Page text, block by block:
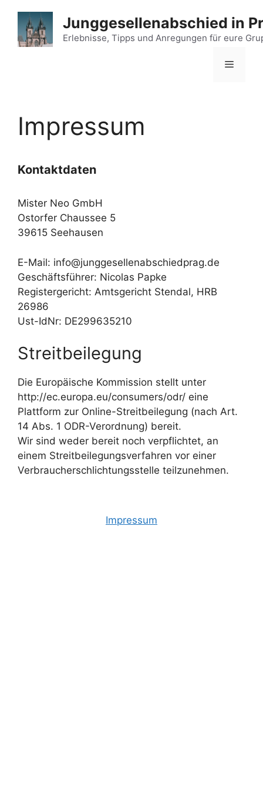
Inhalt
springen
Junggesellenabschied in
Erlebnisse, Tipps und Anregungen für eure
Menü
Impressum
Kontaktdaten
Mister Neo GmbH
Ostorfer Chaussee 5
39615 Seehausen
E-Mail: info@junggesellenabschiedprag.de
Geschäftsführer: Nicolas Papke
Registergericht: Amtsgericht Stendal, HRB
26986
Ust-IdNr: DE299635210
Streitbeilegung
Die Europäische Kommission stellt unter
http://ec.europa.eu/consumers/odr/ eine
Plattform zur Online-Streitbeilegung (nach Art.
14 Abs. 1 ODR-Verordnung) bereit.
Wir sind weder bereit noch verpflichtet, an
einem Streitbeilegungsverfahren vor einer
Verbraucherschlichtungsstelle teilzunehmen.
Impressum